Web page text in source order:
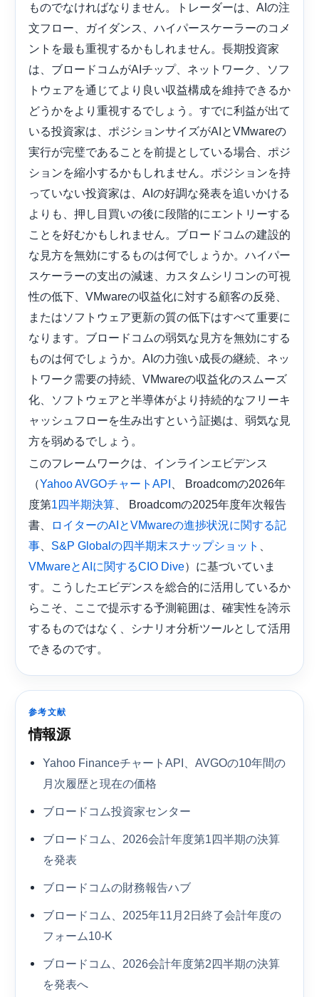
ものでなければなりません。トレーダーは、AIの注
文フロー、ガイダンス、ハイパースケーラーのコメ
ントを最も重視するかもしれません。長期投資家
は、ブロードコムがAIチップ、ネットワーク、ソフ
トウェアを通じてより良い収益構成を維持できるか
どうかをより重視するでしょう。すでに利益が出て
いる投資家は、ポジションサイズがAIとVMwareの
実行が完璧であることを前提としている場合、ポジ
ションを縮小するかもしれません。ポジションを持
っていない投資家は、AIの好調な発表を追いかける
よりも、押し目買いの後に段階的にエントリーする
ことを好むかもしれません。ブロードコムの建設的
な見方を無効にするものは何でしょうか。ハイパー
スケーラーの支出の減速、カスタムシリコンの可視
性の低下、VMwareの収益化に対する顧客の反発、
またはソフトウェア更新の質の低下はすべて重要に
なります。ブロードコムの弱気な見方を無効にする
ものは何でしょうか。AIの力強い成長の継続、ネッ
トワーク需要の持続、VMwareの収益化のスムーズ
化、ソフトウェアと半導体がより持続的なフリーキ
ャッシュフローを生み出すという証拠は、弱気な見
方を弱めるでしょう。
このフレームワークは、インラインエビデンス
（Yahoo AVGOチャートAPI
、 Broadcomの2026年
度第1四半期決算 、 Broadcomの2025年度年次報告
書、
ロイターのAIとVMwareの進捗状況に関する記
事
S&P Globalの四半期末スナップショット
VMwareとAIに関するCIO Dive）に基づいていま
す。こうしたエビデンスを総合的に活用しているか
らこそ、ここで提示する予測範囲は、確実性を誇示
するものではなく、シナリオ分析ツールとして活用
できるのです。
参考文献
情報源
Yahoo FinanceチャートAPI、AVGOの10年間の
月次履歴と現在の価格
ブロードコム投資家センター
ブロードコム、2026会計年度第1四半期の決算
を発表
ブロードコムの財務報告ハブ
ブロードコム、2025年11月2日終了会計年度の
フォーム10-K
ブロードコム、2026会計年度第2四半期の決算
を発表へ